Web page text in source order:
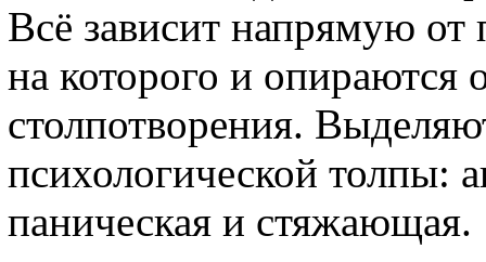
Всё зависит напрямую от
на которого и опираются
столпотворения.
психологической толпы:
паническая и стяжающая.